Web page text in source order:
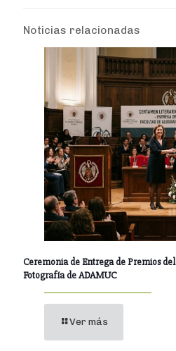
Noticias relacionadas
Ceremonia de Entrega de Premios
Fotografía de ADAMUC
Ver más